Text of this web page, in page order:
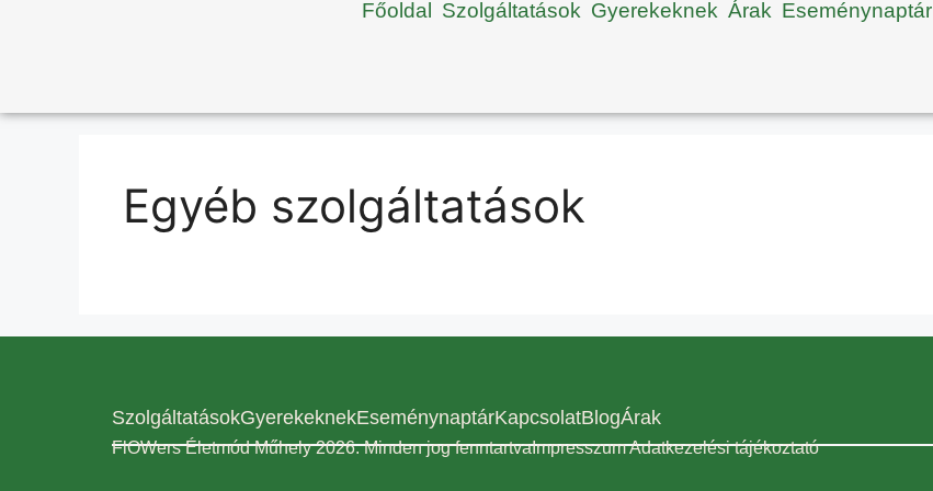
Főoldal Szolgáltatások Gyerekeknek Árak Eseménynaptár
Egyéb szolgáltatások
SzolgáltatásokGyerekeknekEseménynaptárKapcsolatBlogÁrak
FlOWers Életmód Műhely 2026. Minden jog fenntartvaImpresszum Adatkezelési tájékoztató